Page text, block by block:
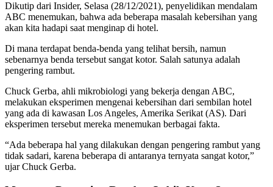
Dikutip dari Insider, Selasa (28/12/2021), penyelidikan mendalam
ABC menemukan, bahwa ada beberapa masalah kebersihan yang
akan kita hadapi saat menginap di hotel.
Di mana terdapat benda-benda yang telihat bersih, namun
sebenarnya benda tersebut sangat kotor. Salah satunya adalah
pengering rambut.
Chuck Gerba, ahli mikrobiologi yang bekerja dengan ABC,
melakukan eksperimen mengenai kebersihan dari sembilan hotel
yang ada di kawasan Los Angeles, Amerika Serikat (AS). Dari
eksperimen tersebut mereka menemukan berbagai fakta.
“Ada beberapa hal yang dilakukan dengan pengering rambut yang
tidak sadari, karena beberapa di antaranya ternyata sangat kotor,”
ujar Chuck Gerba.